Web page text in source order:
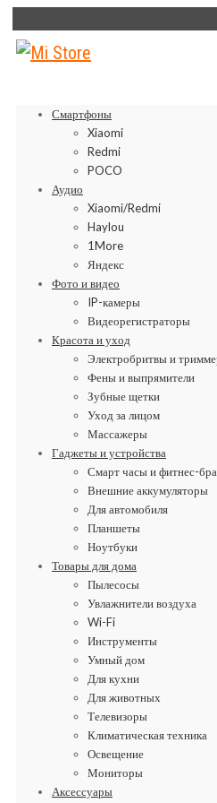
Смартфоны
Xiaomi
Redmi
POCO
Аудио
Xiaomi/Redmi
Haylou
1More
Яндекс
Фото и видео
IP-камеры
Видеорегистраторы
Красота и уход
Электробритвы и
Фены и выпрямители
Зубные щетки
Уход за лицом
Массажеры
Гаджеты и устройства
Смарт часы и фитнес-
Внешние аккумуляторы
Для автомобиля
Планшеты
Ноутбуки
Товары для дома
Пылесосы
Увлажнители воздуха
Wi-Fi
Инструменты
Умный дом
Для кухни
Для животных
Телевизоры
Климатическая техника
Освещение
Мониторы
Аксессуары